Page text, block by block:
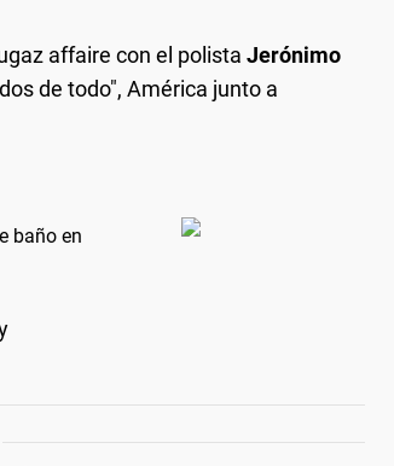
affaire con el polista Jerónimo
de todo", América junto a
baño en